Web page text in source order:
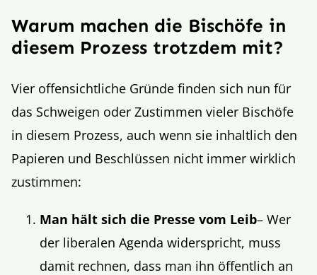
Warum machen die Bischöfe in
diesem Prozess trotzdem mit?
Vier offensichtliche Gründe finden sich nun für
das Schweigen oder Zustimmen vieler Bischöfe
in diesem Prozess, auch wenn sie inhaltlich den
Papieren und Beschlüssen nicht immer wirklich
zustimmen:
Man hält sich die Presse vom Leib– Wer
der liberalen Agenda widerspricht, muss
damit rechnen, dass man ihn öffentlich an